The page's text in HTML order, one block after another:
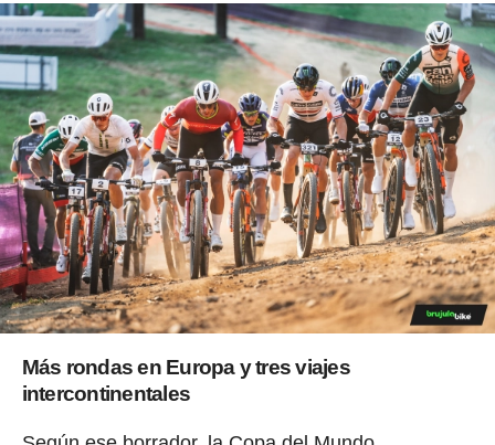
Más rondas en Europa y tres viajes
intercontinentales